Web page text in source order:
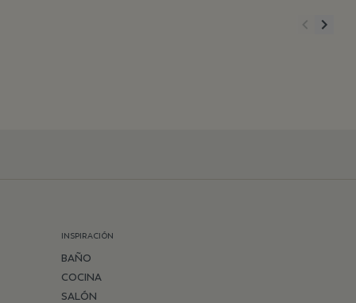
INSPIRACIÓN
BAÑO
COCINA
SALÓN